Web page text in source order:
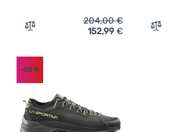
Zum Vergleich 'Damenschuhe La
204,00€
152,99 € Zum
-20 %